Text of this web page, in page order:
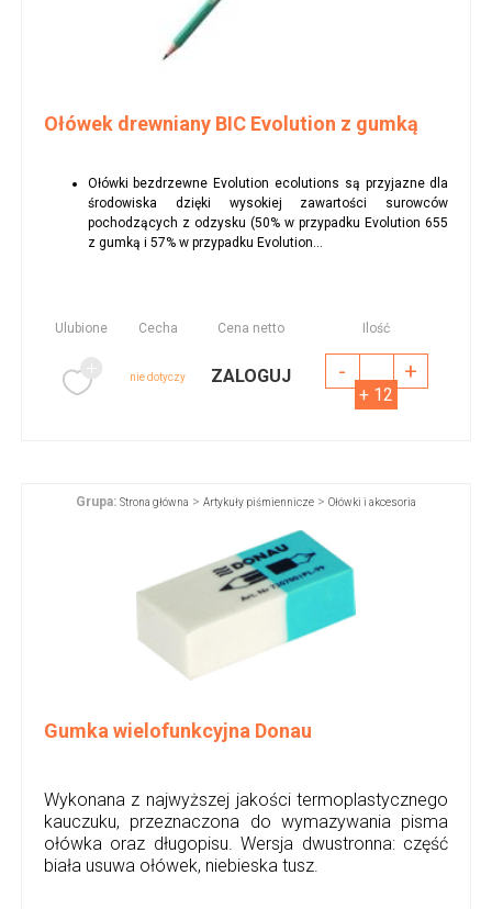
Ołówek drewniany BIC Evolution z gumką
Ołówki bezdrzewne Evolution ecolutions są przyjazne dla
środowiska dzięki wysokiej zawartości surowców
pochodzących z odzysku (50% w przypadku Evolution 655
z gumką i 57% w przypadku Evolution...
Ulubione Cecha Cena netto Ilość
nie dotyczy ZALOGUJ - +
+ 12
Grupa: Strona główna > Artykuły piśmiennicze > Ołówki i akcesoria
Gumka wielofunkcyjna Donau
Wykonana z najwyższej jakości termoplastycznego
kauczuku, przeznaczona do wymazywania pisma
ołówka oraz długopisu. Wersja dwustronna: część
biała usuwa ołówek, niebieska tusz.